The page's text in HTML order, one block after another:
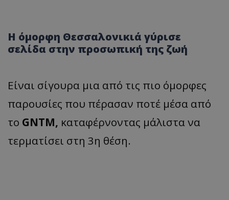
Η όμορφη Θεσσαλονικιά γύρισε
σελίδα στην προσωπική της ζωή
Είναι σίγουρα μια από τις πιο όμορφες
παρουσίες που πέρασαν ποτέ μέσα από
το GNTM, καταφέρνοντας μάλιστα να
τερματίσει στη 3η θέση.